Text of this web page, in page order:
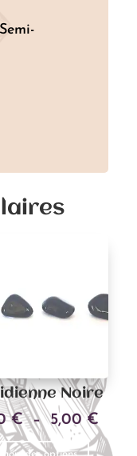
Noire
€ – 5,00€
de
Ce